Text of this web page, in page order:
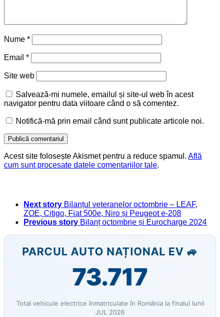
Nume *
Email *
Site web
Salvează-mi numele, emailul și site-ul web în acest
navigator pentru data viitoare când o să comentez.
Notifică-mă prin email când sunt publicate articole noi.
Acest site folosește Akismet pentru a reduce spamul. Află
cum sunt procesate datele comentariilor tale.
Next story Bilanțul veteranelor octombrie – LEAF,
ZOE, Citigo, Fiat 500e, Niro și Peugeot e-208
Previous story Bilanț octombrie și Eurocharge 2024
PARCUL AUTO NAȚIONAL EV 🚙
73.717
Total vehicule electrice înmatriculate în România la finalul lunii
JUL 2026